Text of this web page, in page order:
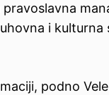
i
podno